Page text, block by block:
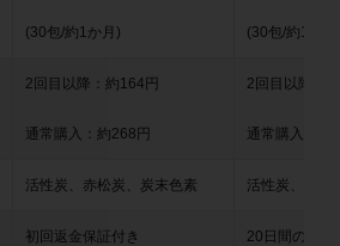
(30包/約1か月) (30包/約1か月
2回目以降：約164円
通常購入：約268円
2回目以降：
通常購入：約
活性炭、赤松炭、炭末色素 活性炭、赤松
初回返金保証付き 20日間の返金